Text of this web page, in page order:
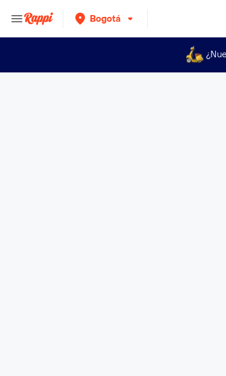
Bogotá